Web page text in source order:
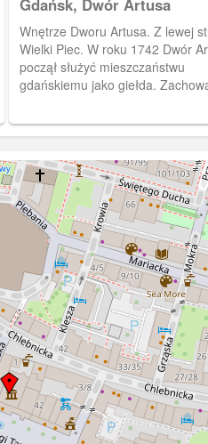
Wnętrze Dworu Artusa. Z lewej strony
Wielki Piec. W roku 1742 Dwór
począł służyć mieszczaństwu
gdańskiemu jako giełda.
gruzach.